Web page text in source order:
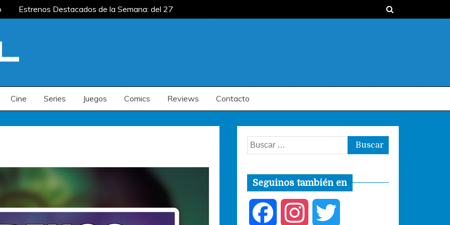
Estrenos Destacados de la Semana: del 27 de
del 20 al 26 de julio
Cine Series Juegos Comics Reviews Contacto
Buscar:
Seguinos también en